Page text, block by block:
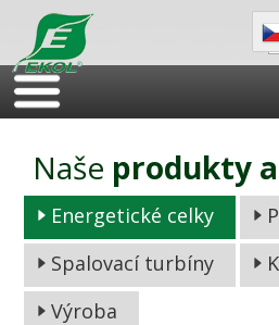
Naše produkty
Energetické celky
Spalovací turbíny
Výroba